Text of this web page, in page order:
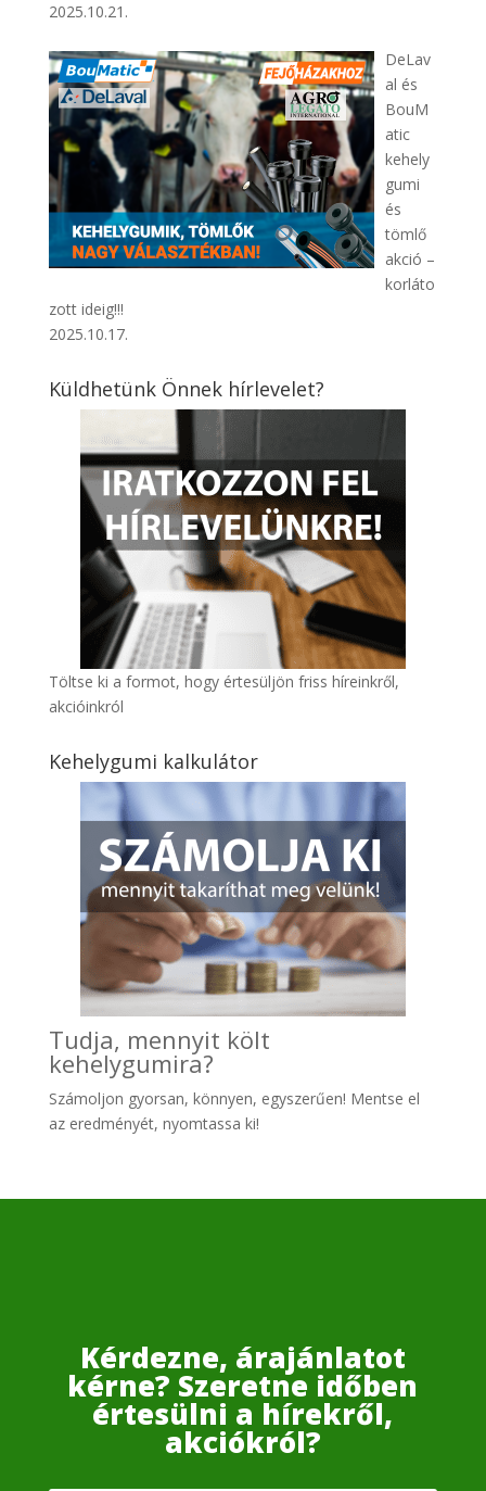
2025.10.21.
DeLav
al és
BouM
atic
kehely
gumi
és
tömlő
akció –
korláto
zott ideig!!!
2025.10.17.
Küldhetünk Önnek hírlevelet?
Töltse ki a formot, hogy értesüljön friss híreinkről,
akcióinkról
Kehelygumi kalkulátor
Tudja, mennyit költ
kehelygumira?
Számoljon gyorsan, könnyen, egyszerűen! Mentse el
az eredményét, nyomtassa ki!
Kérdezne, árajánlatot
kérne? Szeretne időben
értesülni a hírekről,
akciókról?